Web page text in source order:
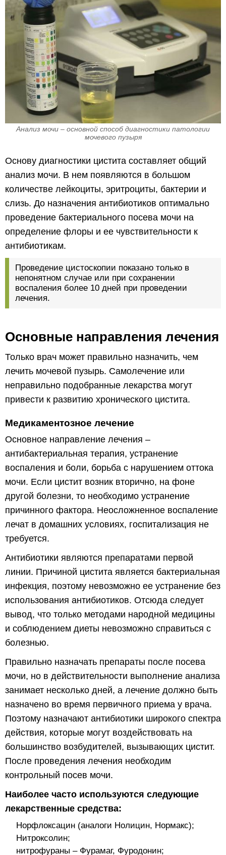
Анализ мочи – основной способ диагностики патологии
мочевого пузыря
Основу диагностики цистита составляет общий
анализ мочи. В нем появляются в большом
количестве лейкоциты, эритроциты, бактерии и
слизь. До назначения антибиотиков оптимально
проведение бактериального посева мочи на
определение флоры и ее чувствительности к
антибиотикам.
Проведение цистоскопии показано только в
непонятном случае или при сохранении
воспаления более 10 дней при проведении
лечения.
Основные направления лечения
Только врач может правильно назначить, чем
лечить мочевой пузырь. Самолечение или
неправильно подобранные лекарства могут
привести к развитию хронического цистита.
Медикаментозное лечение
Основное направление лечения –
антибактериальная терапия, устранение
воспаления и боли, борьба с нарушением оттока
мочи. Если цистит возник вторично, на фоне
другой болезни, то необходимо устранение
причинного фактора. Неосложненное воспаление
лечат в домашних условиях, госпитализация не
требуется.
Антибиотики являются препаратами первой
линии. Причиной цистита является бактериальная
инфекция, поэтому невозможно ее устранение без
использования антибиотиков. Отсюда следует
вывод, что только методами народной медицины
и соблюдением диеты невозможно справиться с
болезнью.
Правильно назначать препараты после посева
мочи, но в действительности выполнение анализа
занимает несколько дней, а лечение должно быть
назначено во время первичного приема у врача.
Поэтому назначают антибиотики широкого спектра
действия, которые могут воздействовать на
большинство возбудителей, вызывающих цистит.
После проведения лечения необходим
контрольный посев мочи.
Наиболее часто используются следующие
лекарственные средства:
Норфлоксацин (аналоги Нолицин, Нормакс);
Нитроксолин;
нитрофураны – Фурамаг, Фуродонин;